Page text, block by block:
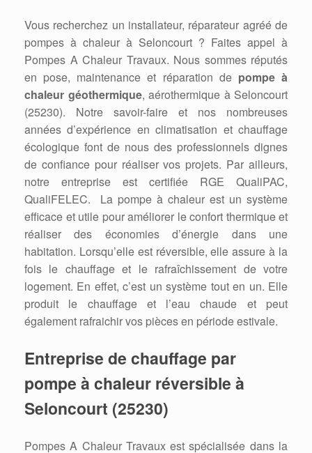
Vous recherchez un installateur, réparateur agréé de
pompes à chaleur à Seloncourt ? Faites appel à
Pompes A Chaleur Travaux. Nous sommes réputés
en pose, maintenance et réparation de pompe à
chaleur géothermique, aérothermique à Seloncourt
(25230). Notre savoir-faire et nos nombreuses
années d’expérience en climatisation et chauffage
écologique font de nous des professionnels dignes
de confiance pour réaliser vos projets. Par ailleurs,
notre entreprise est certifiée RGE QualiPAC,
QualiFELEC. La pompe à chaleur est un système
efficace et utile pour améliorer le confort thermique et
réaliser des économies d’énergie dans une
habitation. Lorsqu’elle est réversible, elle assure à la
fois le chauffage et le rafraîchissement de votre
logement. En effet, c’est un système tout en un. Elle
produit le chauffage et l’eau chaude et peut
également rafraichir vos pièces en période estivale.
Entreprise de chauffage par
pompe à chaleur réversible à
Seloncourt (25230)
Pompes A Chaleur Travaux est spécialisée dans la